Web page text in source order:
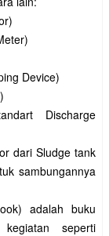
Device)
Discharge
dari Sludge tank
sambungannya
adalah buku
seperti